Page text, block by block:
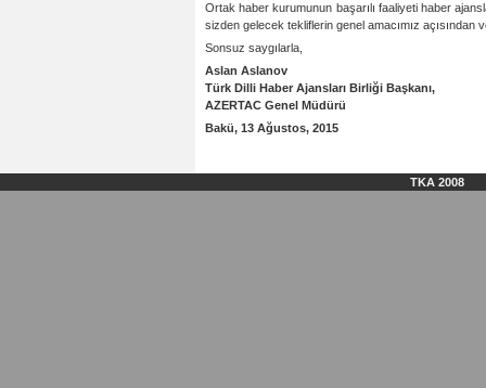
Ortak haber kurumunun başarılı faaliyeti haber
sizden gelecek tekliflerin genel amacımız açısından
Sonsuz saygılarla,
Aslan Aslanov
Türk Dilli Haber Ajansları Birliği Başkanı,
AZERTAC Genel Müdürü
Bakü, 13 Ağustos, 2015
TKA 2008